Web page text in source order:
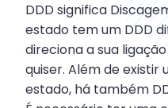
DDD significa
estado tem um DDD
direciona a sua
quiser. Além de existir
estado, há também